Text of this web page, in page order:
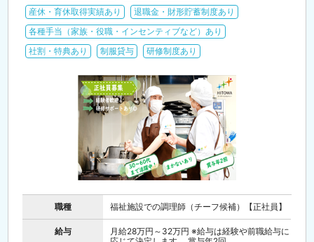
産休・育休取得実績あり
退職金・財形貯蓄制度あり
各種手当（家族・役職・インセンティブなど）あり
社割・特典あり
制服貸与 研修制度あり
職種 福祉施設での調理師（チーフ候補）【正社員】
給与
月給28万円～32万円 ※給与は経験や前職給与に